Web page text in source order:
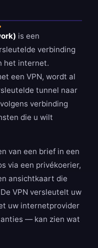
is een
verbinding
het internet.
een VPN, wordt al
tunnel naar
verbinding
die u wilt
van een brief in een
via een privékoerier,
ansichtkaart die
VPN versleutelt uw
uw internetprovider
— kan zien wat